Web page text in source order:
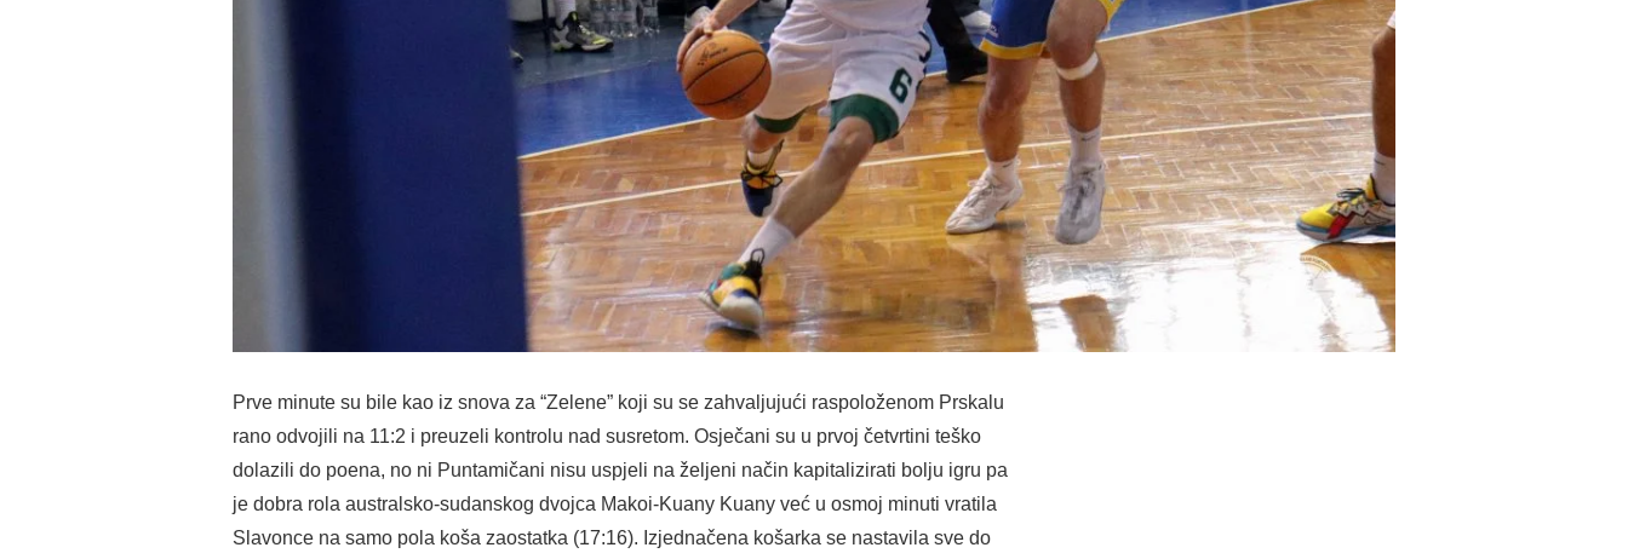
Prve minute su bile kao iz snova za “Zelene” koji su se zahvaljujući raspoloženom Prskalu
rano odvojili na 11:2 i preuzeli kontrolu nad susretom. Osječani su u prvoj četvrtini teško
dolazili do poena, no ni Puntamičani nisu uspjeli na željeni način kapitalizirati bolju igru pa
je dobra rola australsko-sudanskog dvojca Makoi-Kuany Kuany već u osmoj minuti vratila
Slavonce na samo pola koša zaostatka (17:16). Izjednačena košarka se nastavila sve do